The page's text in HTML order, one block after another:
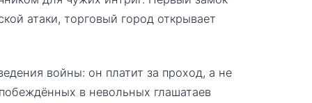
атаки, торговый город открывает
войны: он платит за проход, а не
в невольных глашатаев